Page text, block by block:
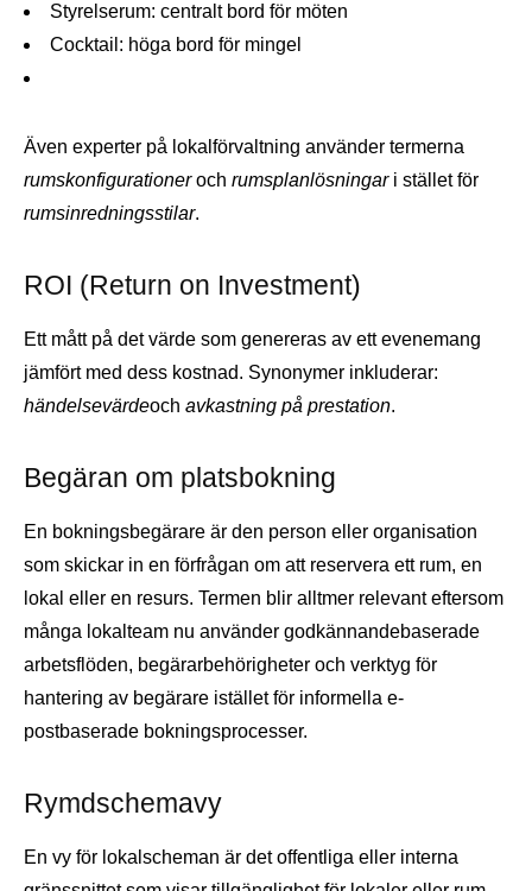
Styrelserum: centralt bord för möten
Cocktail: höga bord för mingel
Även experter på lokalförvaltning använder termerna
rumskonfigurationeroch rumsplanlösningari stället för
rumsinredningsstilar.
ROI (Return on Investment)
Ett mått på det värde som genereras av ett evenemang
jämfört med dess kostnad. Synonymer inkluderar:
händelsevärdeoch avkastning på prestation.
Begäran om platsbokning
En bokningsbegärare är den person eller organisation
som skickar in en förfrågan om att reservera ett rum, en
lokal eller en resurs. Termen blir alltmer relevant eftersom
många lokalteam nu använder godkännandebaserade
arbetsflöden, begärarbehörigheter och verktyg för
hantering av begärare istället för informella e-
postbaserade bokningsprocesser.
Rymdschemavy
En vy för lokalscheman är det offentliga eller interna